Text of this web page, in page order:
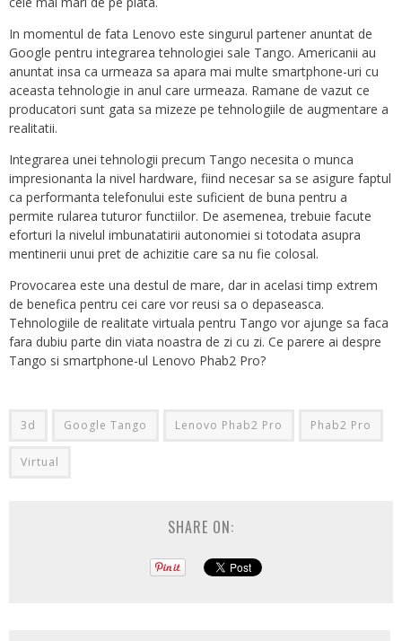
In momentul de fata Lenovo este singurul partener anuntat de
Google pentru integrarea tehnologiei sale Tango. Americanii au
anuntat insa ca urmeaza sa apara mai multe smartphone-uri cu
aceasta tehnologie in anul care urmeaza. Ramane de vazut ce
producatori sunt gata sa mizeze pe tehnologiile de augmentare a
realitatii.
Integrarea unei tehnologii precum Tango necesita o munca
impresionanta la nivel hardware, fiind necesar sa se asigure faptul
ca performanta telefonului este suficient de buna pentru a
permite rularea tuturor functiilor. De asemenea, trebuie facute
eforturi la nivelul imbunatatirii autonomiei si totodata asupra
mentinerii unui pret de achizitie care sa nu fie colosal.
Provocarea este una destul de mare, dar in acelasi timp extrem
de benefica pentru cei care vor reusi sa o depaseasca.
Tehnologiile de realitate virtuala pentru Tango vor ajunge sa faca
fara dubiu parte din viata noastra de zi cu zi. Ce parere ai despre
Tango si smartphone-ul Lenovo Phab2 Pro?
3d Google Tango Lenovo Phab2 Pro Phab2 Pro
Virtual
SHARE ON: